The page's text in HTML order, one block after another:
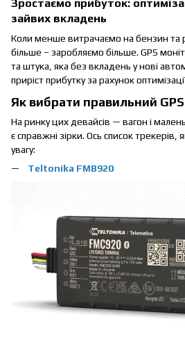
Зростаємо прибуток:
зайвих вкладень
Коли менше витрачаємо на бензин та
більше – заробляємо більше. GPS
та штука, яка без вкладень у нові
приріст прибутку за рахунок
Як вибрати правильний
На ринку цих девайсів — вагон і
є справжні зірки. Ось список трекерів,
увагу:
Teltonika FMB920